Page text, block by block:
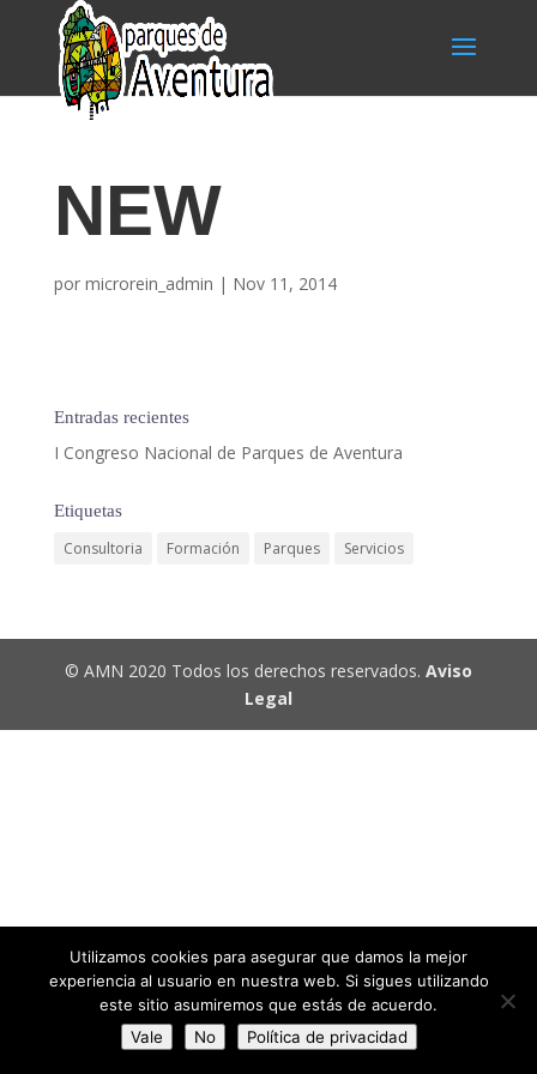
NEW
por microrein_admin | Nov 11, 2014
Entradas recientes
I Congreso Nacional de Parques de Aventura
Etiquetas
Consultoria Formación Parques Servicios
© AMN 2020 Todos los derechos reservados. Aviso
Legal
Utilizamos cookies para asegurar que damos la mejor
experiencia al usuario en nuestra web. Si sigues utilizando
este sitio asumiremos que estás de acuerdo.
Vale
No Política de privacidad